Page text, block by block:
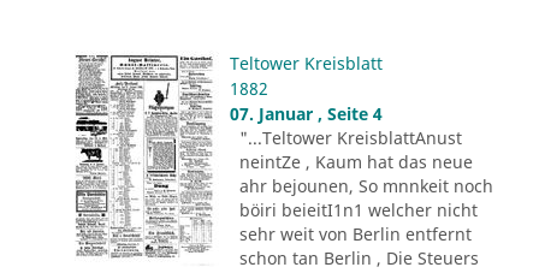
Teltower Kreisblatt
1882
07. Januar , Seite 4
"...Teltower KreisblattAnust
neintZe , Kaum hat das neue
ahr bejounen, So mnnkeit noch
böiri beieitI1n1 welcher nicht
sehr weit von Berlin entfernt
schon tan Berlin , Die Steuers